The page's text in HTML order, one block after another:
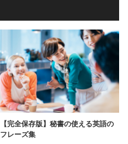
【完全保存版】秘書の使える英語の
フレーズ集